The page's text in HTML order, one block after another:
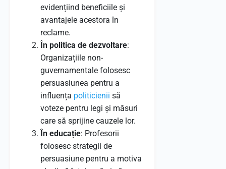
evidențiind beneficiile și
avantajele acestora în
reclame.
În politica de dezvoltare:
Organizațiile non-
guvernamentale folosesc
persuasiunea pentru a
influența politicienii să
voteze pentru legi și măsuri
care să sprijine cauzele lor.
În educație: Profesorii
folosesc strategii de
persuasiune pentru a motiva